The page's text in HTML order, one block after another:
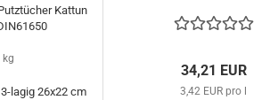
34,21 EUR
3,42 EUR pro l
Kattun
kg
lagig 26x22 cm